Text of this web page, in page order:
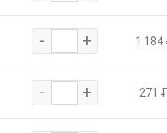
- + 1 184
- + 271